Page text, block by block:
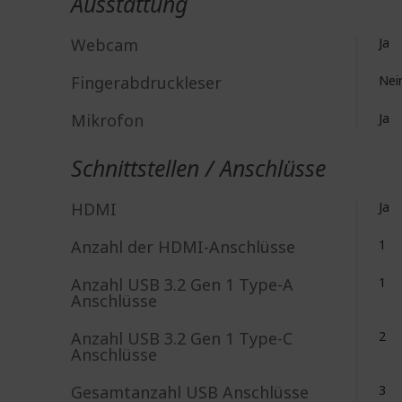
Webcam Ja
Fingerabdruckleser
Mikrofon Ja
Schnittstellen / Anschlüsse
HDMI Ja
Anzahl der HDMI-Anschlüsse 1
Anzahl USB 3.2 Gen 1 Type-A
Anschlüsse
1
Anzahl USB 3.2 Gen 1 Type-C
Anschlüsse
2
Gesamtanzahl USB Anschlüsse 3